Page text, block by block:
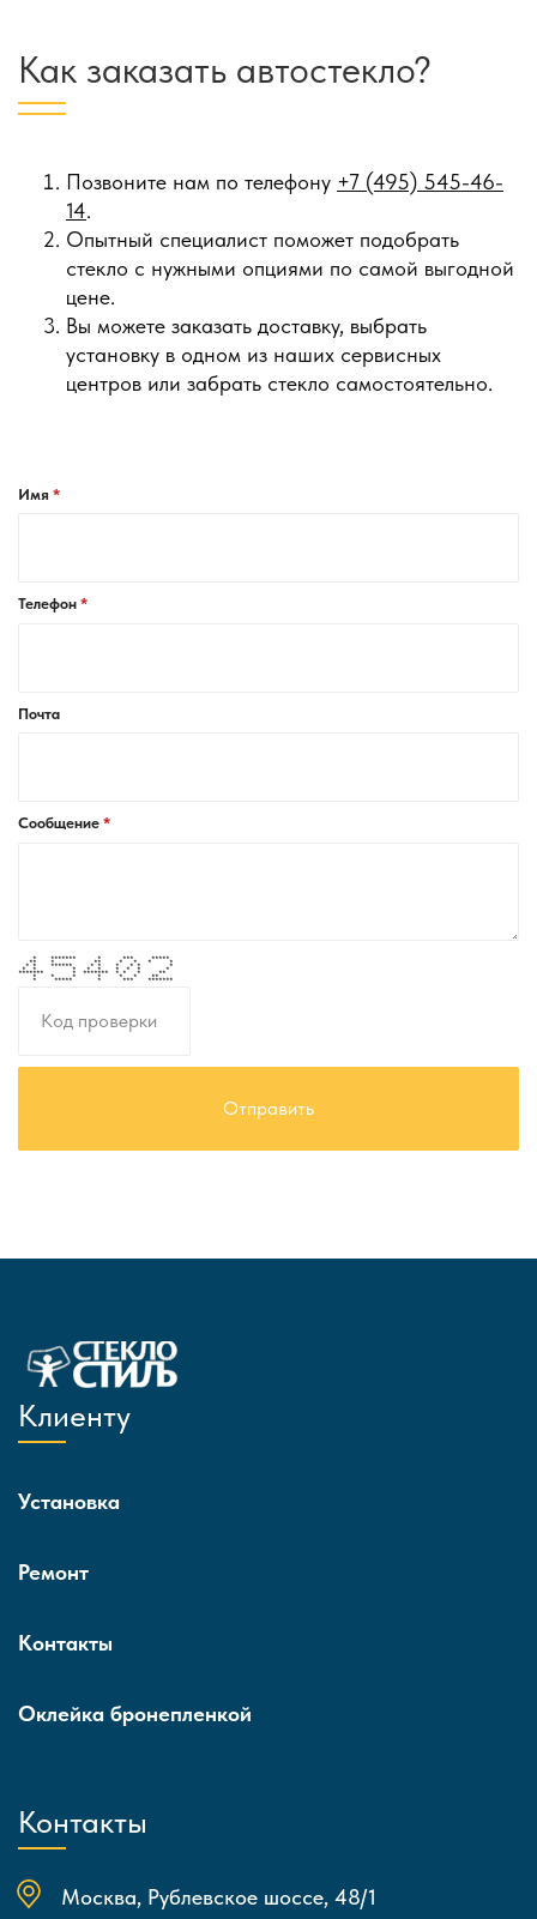
Как заказать автостекло?
Позвоните нам по телефону +7 (495) 545-46-
14.
Опытный специалист поможет подобрать
стекло с нужными опциями по самой выгодной
цене.
Вы можете заказать доставку, выбрать
установку в одном из наших сервисных
центров или забрать стекло самостоятельно.
Имя
Телефон
Почта
Сообщение
* ******* * *** *****
** * ** * * * *
* * ****** * * * * * *
* * * * * * * * *
******* * ******* * * * **
* * * * * * **
* ***** * *** *******
Клиенту
Установка
Ремонт
Контакты
Оклейка бронепленкой
Контакты
Москва, Рублевское шоссе, 48/1